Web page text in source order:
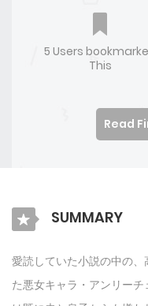
5 Users
This
Read
SUMMARY
愛読していた小説の中の
た悪女キャラ・アンリー